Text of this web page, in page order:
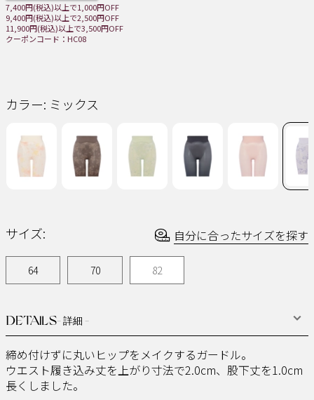
DETAILS- 詳細 -
締め付けずに丸いヒップをメイクするガードル。
ウエスト履き込み丈を上がり寸法で2.0cm、股下丈を1.0cm
長くしました。
7,400円(税込)以上で1,000円OFF
9,400円(税込)以上で2,500円OFF
11,900円(税込)以上で3,500円OFF
クーポンコード：HC08
カラー: ミックス
サイズ: 自分に合ったサイズを探す
64 70 82